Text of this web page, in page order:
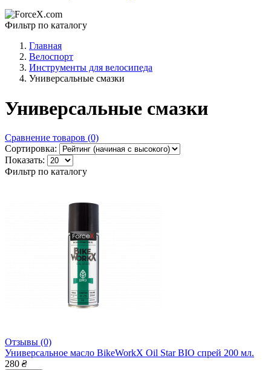
Фильтр по каталогу
Главная
Велоспорт
Инструменты для велосипеда
Универсальные смазки
Универсальные смазки
Сравнение товаров (0)
Сортировка:
Показать:
Фильтр по каталогу
Отзывы (0)
Универсальное масло BikeWorkX Oil Star BIO спрей 200 мл.
280 ₴